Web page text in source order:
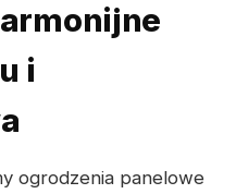
i
ogrodzenia panelowe